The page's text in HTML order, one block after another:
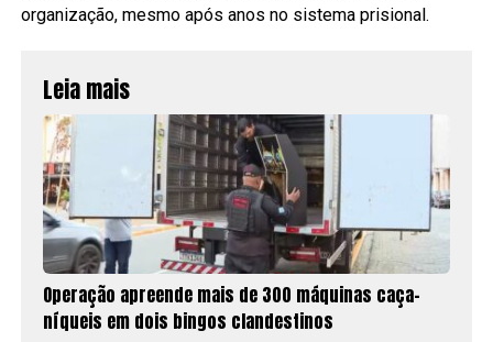
organização, mesmo após anos no sistema prisional.
Leia mais
Operação apreende mais de 300 máquinas caça-
níqueis em dois bingos clandestinos